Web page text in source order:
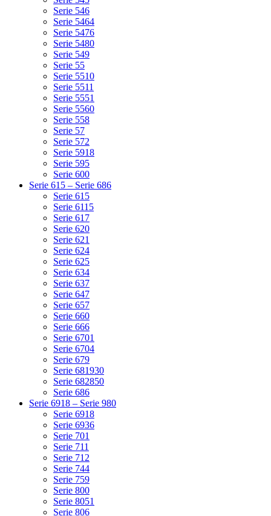
Serie 546
Serie 5464
Serie 5476
Serie 5480
Serie 549
Serie 55
Serie 5510
Serie 5511
Serie 5551
Serie 5560
Serie 558
Serie 57
Serie 572
Serie 5918
Serie 595
Serie 600
Serie 615 – Serie 686
Serie 615
Serie 6115
Serie 617
Serie 620
Serie 621
Serie 624
Serie 625
Serie 634
Serie 637
Serie 647
Serie 657
Serie 660
Serie 666
Serie 6701
Serie 6704
Serie 679
Serie 681930
Serie 682850
Serie 686
Serie 6918 – Serie 980
Serie 6918
Serie 6936
Serie 701
Serie 711
Serie 712
Serie 744
Serie 759
Serie 800
Serie 8051
Serie 806